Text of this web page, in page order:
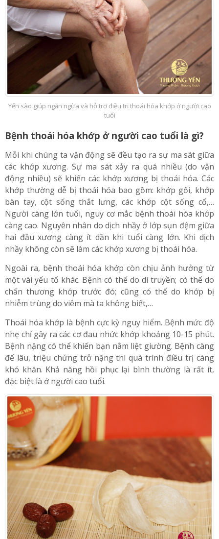
Yến sào giúp ngăn ngừa và hỗ trợ điều trị thoái hóa khớp ở người cao
Bệnh thoái hóa khớp ở người cao tuổi là gì?
Mỗi khi chúng ta vận động sẽ đều tạo ra sự ma sát giữa
các khớp xương. Sự ma sát xảy ra quá nhiều (do vận
động nhiều) sẽ khiến các khớp xương bị thoái hóa. Các
khớp thường dễ bị thoái hóa bao gồm: khớp gối, khớp
bàn tay, cột sống thắt lưng, các khớp cột sống cổ,…
Người càng lớn tuổi, nguy cơ mắc bệnh thoái hóa khớp
càng cao. Nguyên nhân do dịch nhầy ở lớp sụn đệm giữa
hai đầu xương càng ít dần khi tuổi càng lớn. Khi dịch
nhầy không còn sẽ làm các khớp xương bị thoái hóa.
Ngoài ra, bệnh thoái hóa khớp còn chịu ảnh hưởng từ
một vài yếu tố khác. Bệnh có thể do di truyền; có thể do
chấn thương khớp trước đó; cũng có thể do khớp bị
nhiễm trùng do viêm mà ta không biết,…
Thoái hóa khớp là bệnh cực kỳ nguy hiểm. Bệnh mức độ
nhẹ chỉ gây ra các cơ đau nhức khớp khoảng 10-15 phút.
Bệnh nặng có thể khiến bạn nằm liệt giường. Bệnh càng
để lâu, triệu chứng trở nặng thì quá trình điều trị càng
khó khăn. Khả năng hồi phục lại bình thường là rất ít,
đặc biệt là ở người cao tuổi.